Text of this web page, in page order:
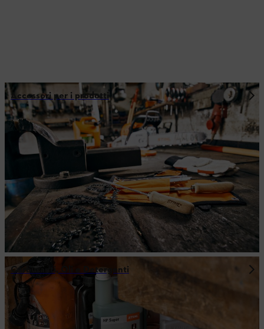
Accessori per i prodotti
Carburanti, Oli e Detergenti